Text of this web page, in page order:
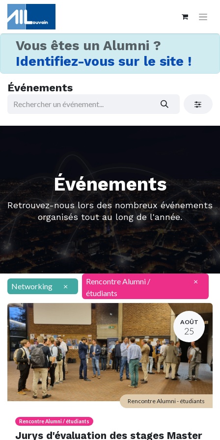
Vous êtes un Alumni ?
Identifiez-vous sur le site !
Événements
Événements
Retrouvez-nous lors des nombreux événements
organisés tout au long de l'année.
Networking ×
Rencontre Alumni /
étudiants
×
AOÛT
25
Rencontre Alumni / étudiants
Jurys d'évaluation des stages Master
Rencontre Alumni - étudiants